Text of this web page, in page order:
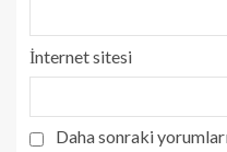
İnternet sitesi
Daha sonraki